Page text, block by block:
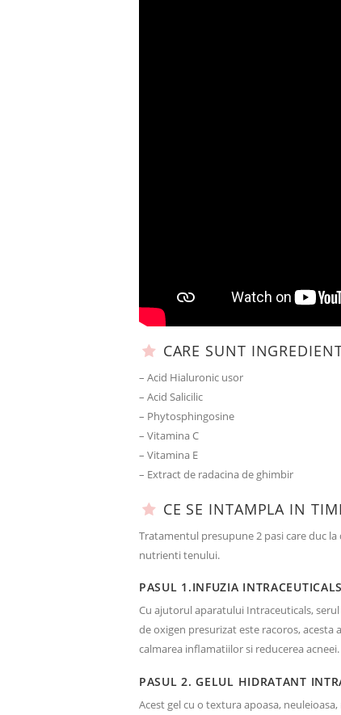
CARE SUNT
– Acid Hialuronic usor
– Acid Salicilic
– Phytosphingosine
– Vitamina C
– Vitamina E
– Extract de radacina de ghimbir
CE SE INTAMPLA IN
Tratamentul presupune 2 pasi care duc
nutrienti tenului.
PASUL 1.INFUZIA
Cu ajutorul aparatului Intraceuticals,
de oxigen presurizat este racoros, acesta
calmarea inflamatiilor si reducerea acneei.
PASUL 2. GELUL HIDRATANT
Acest gel cu o textura apoasa,